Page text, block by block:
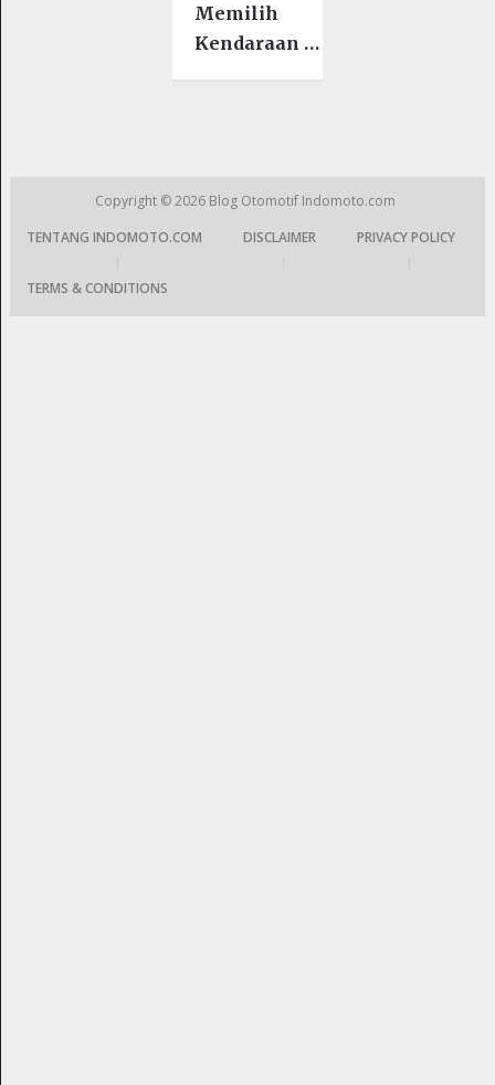
Memilih
Kendaraan …
Copyright © 2026 Blog Otomotif Indomoto.com
TENTANG INDOMOTO.COM
DISCLAIMER
PRIVACY POLICY
TERMS & CONDITIONS